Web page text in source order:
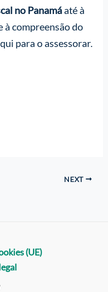
no Panamáaté à
à compreensão do
para o assessorar.
NEXT
(UE)